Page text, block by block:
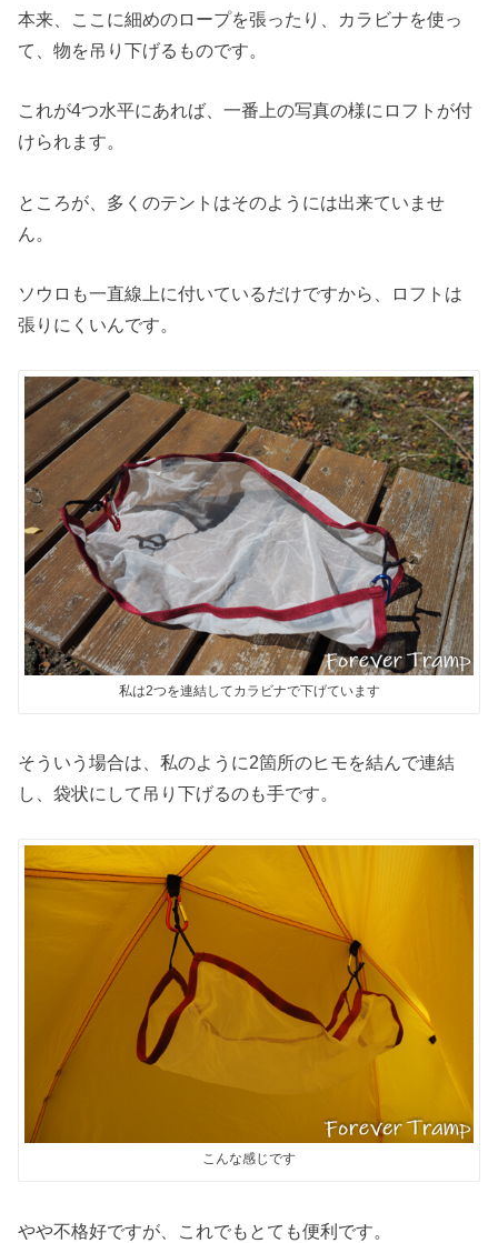
本来、ここに細めのロープを張ったり、カラビナを使っ
て、物を吊り下げるものです。
これが4つ水平にあれば、一番上の写真の様にロフトが付
けられます。
ところが、多くのテントはそのようには出来ていませ
ん。
ソウロも一直線上に付いているだけですから、ロフトは
張りにくいんです。
私は2つを連結してカラビナで下げています
そういう場合は、私のように2箇所のヒモを結んで連結
し、袋状にして吊り下げるのも手です。
こんな感じです
やや不格好ですが、これでもとても便利です。